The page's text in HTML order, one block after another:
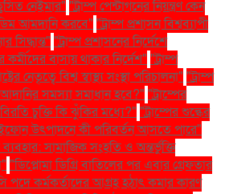
নেইমার" "ট্রাম্প পেন্টাগনের নিয়ন্ত্রণ কেন
ডিম আমদানি করবে" "ট্রাম্প প্রশাসন বিশ্বব্যাপী
সিদ্ধান্ত" "ট্রাম্প প্রশাসনের নির্দেশে
বাসায় থাকার নির্দেশ" "ট্রাম্প
নেতৃত্বে বিশ্ব স্বাস্থ্য সংস্থা পরিচালনা" "ট্রাম্প
আদানির সমস্যা সমাধান হবে?" "ট্রাম্পের
চুক্তি কি ঝুঁকির মধ্যে?" "ট্রাম্পের শুল্কের
উৎপাদনে কী পরিবর্তন আসতে পারে"
সামাজিক সংহতি ও অন্তর্ভুক্তি
"ডিপ্লোমা ডিগ্রি বাতিলের পর এবার গ্রেফতার
পদে কর্মকর্তাদের আগ্রহ হঠাৎ কমার কারণ